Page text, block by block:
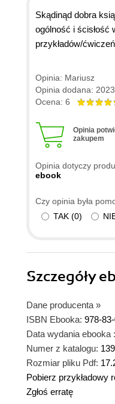
Skądinąd dobra
ogólność i ścisłość
przykładów/
zrozumieć i
twierdzenia (jest to
matematycznych).
str. 264 błędne jest
jest to błędne
Opinia: Mariusz
Opinia dodana:
Ocena: 6
Opinia
zakupem
Opinia dotyczy
ebook
Czy opinia była
TAK (0)
Szczegóły
Dane producenta »
ISBN Ebooka: 978-
Data wydania ebooka :
Numer z katalogu:
Rozmiar pliku Pdf:
Pobierz przykładowy
Zgłoś erratę